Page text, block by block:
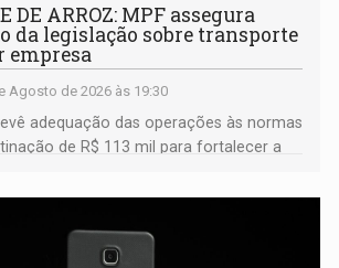
DE ARROZ: MPF assegura
da legislação sobre transporte
empresa
Agosto de 2026 às 19:30
adequação das operações às normas
de R$ 113 mil para fortalecer a